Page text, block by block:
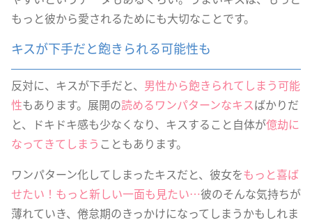
もっと彼から愛されるためにも大切なことです。
キスが下手だと飽きられる可能性も
反対に、キスが下手だと、 男性から飽きられてしまう可能
性もあります。展開の読めるワンパターンなキスばかりだ
と、ドキドキ感も少なくなり、キスすること自体が億劫に
なってきてしまう こともあります。
ワンパターン化してしまったキスだと、彼女をもっと喜ば
せたい！もっと新しい一面も見たい…彼のそんな気持ちが
薄れていき、倦怠期のきっかけになってしまうかもしれま